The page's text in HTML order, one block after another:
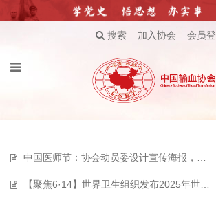
搜索 加入协会 会员
中国医师节：协会动员委设计宣传海报，向医者致敬！
【聚焦6·14】世界卫生组织发布2025年世界献血者日通告